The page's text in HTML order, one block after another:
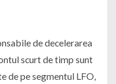
de decelerarea
scurt de timp sunt
de pe segmentul LFO,